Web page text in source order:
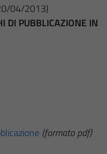
04/2013)
DI PUBBLICAZIONE IN
(formato pdf)